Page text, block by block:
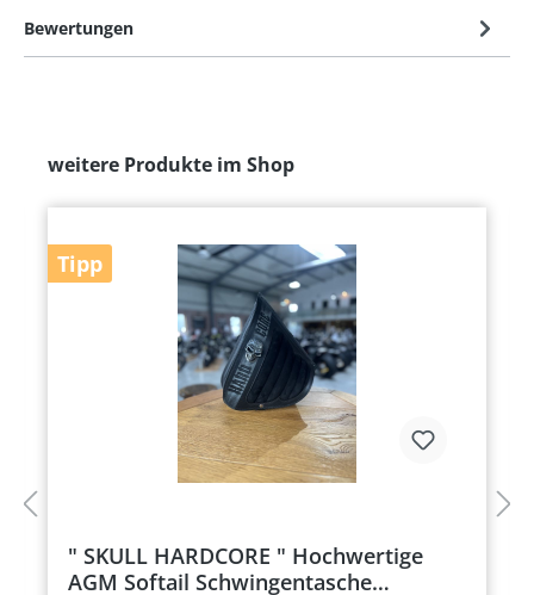
Bewertungen
weitere Produkte im Shop
Tipp
" SKULL HARDCORE " Hochwertige
AGM Softail Schwingentasche